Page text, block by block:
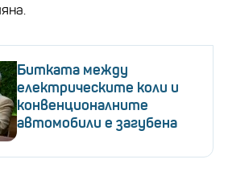
Битката между
електрическите коли и
конвенционалните
автомобили е загубена